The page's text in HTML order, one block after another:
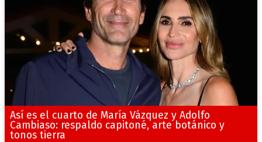
Así es el cuarto de María Vázquez y Adolfo
Cambiaso: respaldo capitoné, arte botánico y
tonos tierra